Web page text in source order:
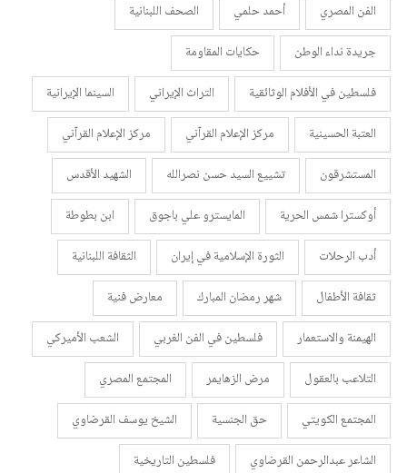
الفن المصري
أحمد حلمي
الصحف اللبنانية
جريدة نداء الوطن
حكايات المقاومة
فلسطين في الأفلام الوثائقية
التراث الإيراني
السينما الإيرانية
العتبة الحسينية
مركز الإعلام القرآني
مركز الإعلام القرآني
المستشرقون
تشييع السيد حسن نصرالله
الشهيد الأقدس
أوكسترا شمس الحرية
المايسترو علي باجوق
ابن بطوطة
أدب الرحلات
الثورة الإسلامية في إيران
الثقافة اللبنانية
ثقافة الأطفال
شهر رمضان المبارك
معارض فنية
الهيمنة والاستعمار
فلسطين في الفن الغربي
الشعب الأميركي
التلاعب بالعقول
مرض الزهايمر
المجتمع المصري
المجتمع الكويتي
حق الجنسية
الشيخ يوسف القرضاوي
الشاعر عبدالرحمن القرضاوي
فلسطين التاريخية